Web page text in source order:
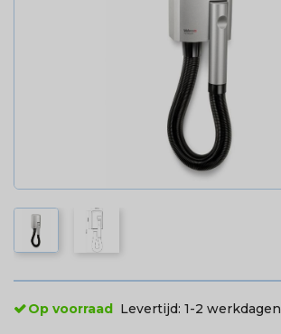
Op voorraad Levertijd: 1-2 werkdagen